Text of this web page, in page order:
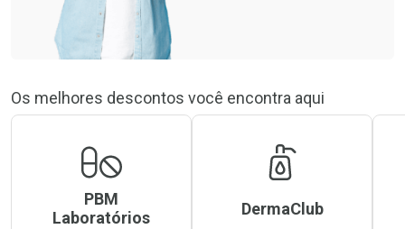
Os melhores descontos você encontra aqui
PBM
Laboratórios
DermaClub